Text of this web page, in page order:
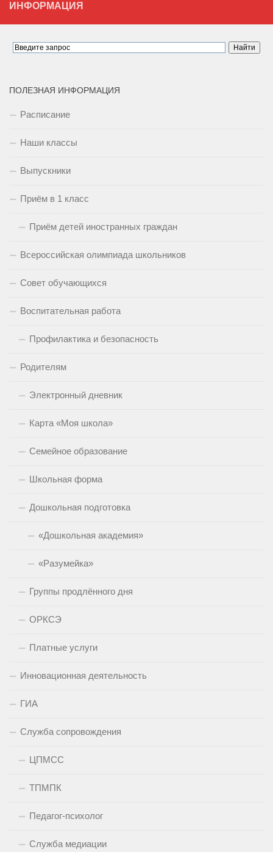
ИНФОРМАЦИЯ
ПОЛЕЗНАЯ ИНФОРМАЦИЯ
Расписание
Наши классы
Выпускники
Приём в 1 класс
Приём детей иностранных граждан
Всероссийская олимпиада школьников
Совет обучающихся
Воспитательная работа
Профилактика и безопасность
Родителям
Электронный дневник
Карта «Моя школа»
Семейное образование
Школьная форма
Дошкольная подготовка
«Дошкольная академия»
«Разумейка»
Группы продлённого дня
ОРКСЭ
Платные услуги
Инновационная деятельность
ГИА
Служба сопровождения
ЦПМСС
ТПМПК
Педагог-психолог
Служба медиации